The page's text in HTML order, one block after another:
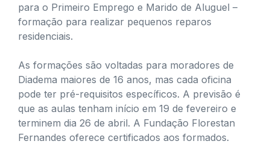
para o Primeiro Emprego e Marido de Aluguel –
formação para realizar pequenos reparos
residenciais.
As formações são voltadas para moradores de
Diadema maiores de 16 anos, mas cada oficina
pode ter pré-requisitos específicos. A previsão é
que as aulas tenham início em 19 de fevereiro e
terminem dia 26 de abril. A Fundação Florestan
Fernandes oferece certificados aos formados.